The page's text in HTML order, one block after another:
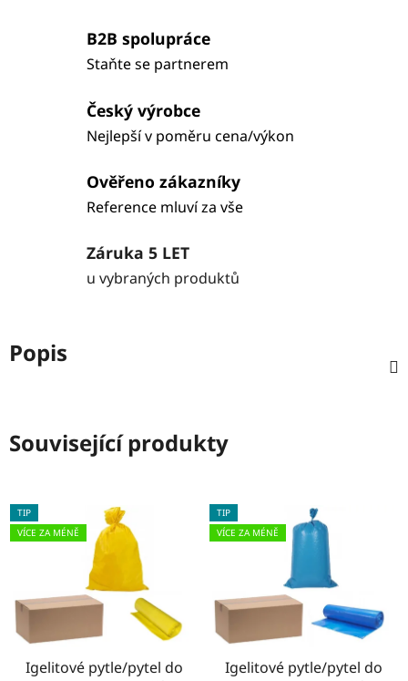
B2B spolupráce
Staňte se partnerem
Český výrobce
Nejlepší v poměru cena/výkon
Ověřeno zákazníky
Reference mluví za vše
Záruka 5 LET
u vybraných produktů
Popis
Související produkty
TIP
VÍCE ZA MÉNĚ
Igelitové pytle/pytel do
TIP
VÍCE ZA MÉNĚ
Igelitové pytle/pytel do